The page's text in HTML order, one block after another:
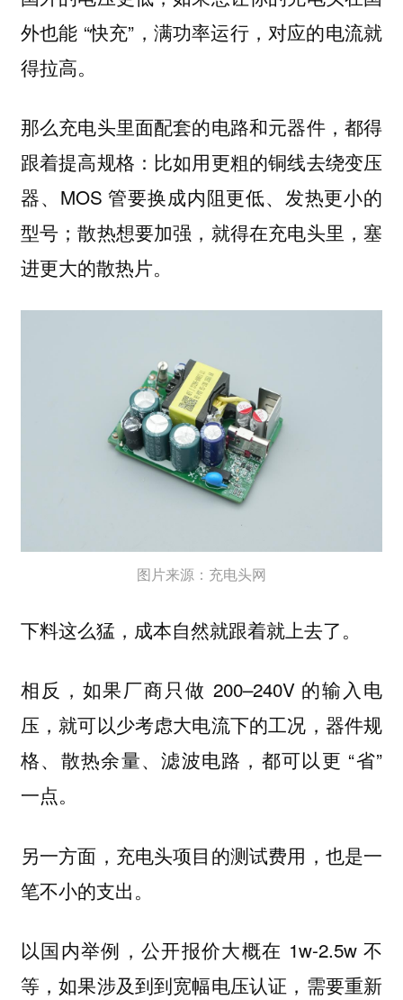
外也能 “快充”，满功率运行，对应的电流就
得拉高。
那么充电头里面配套的电路和元器件，都得
跟着提高规格：比如用更粗的铜线去绕变压
器、MOS 管要换成内阻更低、发热更小的
型号；散热想要加强，就得在充电头里，塞
进更大的散热片。
图片来源：充电头网
下料这么猛，成本自然就跟着就上去了。
相反，如果厂商只做 200–240V 的输入电
压，就可以少考虑大电流下的工况，器件规
格、散热余量、滤波电路，都可以更 “省”
一点。
另一方面，充电头项目的测试费用，也是一
笔不小的支出。
以国内举例，公开报价大概在 1w-2.5w 不
等，如果涉及到到宽幅电压认证，需要重新